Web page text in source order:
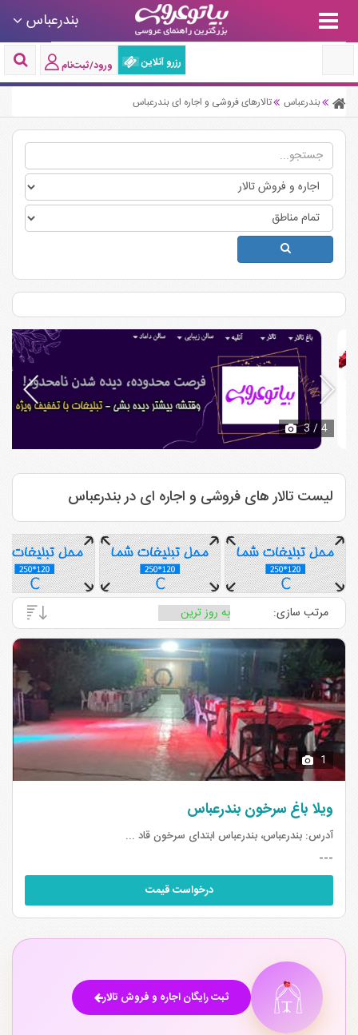
بندرعباس
رزرو آنلاین ورود/ثبت‌نام
بندرعباس تالارهای فروشی و اجاره ای بندرعباس
3/ 4
لیست تالار های فروشی و اجاره ای در بندرعباس
مرتب سازی:
1
ویلا باغ سرخون بندرعباس
آدرس: بندرعباس، بندرعباس ابتدای سرخون قاد ...
---
درخواست قیمت
ثبت رایگان اجاره و فروش تالار